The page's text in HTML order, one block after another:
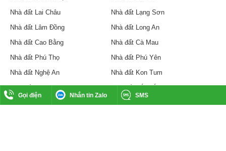
Gọi điện Nhắn tin Zalo SMS
Nhà đất Lai Châu
Nhà đất Lạng Sơn
Nhà đất Lâm Đồng
Nhà đất Long An
Nhà đất Cao Bằng
Nhà đất Cà Mau
Nhà đất Phú Thọ
Nhà đất Phú Yên
Nhà đất Nghệ An
Nhà đất Kon Tum
Nhà đất Gia Lai
Nhà đất Đắk Lắk